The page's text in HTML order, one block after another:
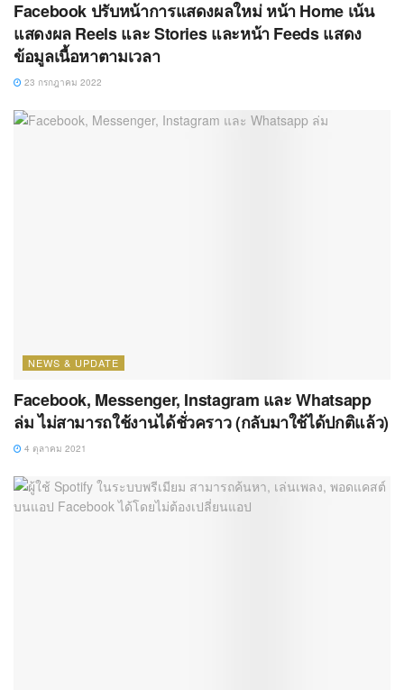
Facebook ปรับหน้าการแสดงผลใหม่ หน้า Home เน้น
แสดงผล Reels และ Stories และหน้า Feeds แสดง
ข้อมูลเนื้อหาตามเวลา
23 กรกฎาคม 2022
NEWS & UPDATE
Facebook, Messenger, Instagram และ Whatsapp
ล่ม ไม่สามารถใช้งานได้ชั่วคราว (กลับมาใช้ได้ปกติแล้ว)
4 ตุลาคม 2021